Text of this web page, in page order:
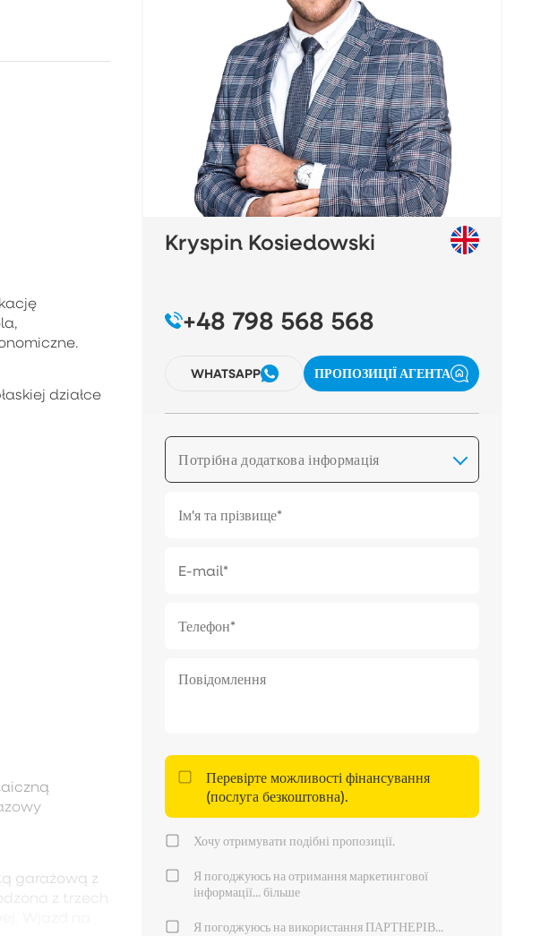
działce
garażową z
z trzech
Kryspin Kosiedowski
+48 798 568 568
WHATSAPP ПРОПОЗИЦІЇ АГЕНТА
Потрібна додаткова інформація
Перевірте можливості фінансування
(послуга безкоштовна).
Хочу отримувати подібні пропозиції.
Я погоджуюсь на отримання маркетингової
інформації... більше
Я погоджуюсь на використання ПАРТНЕРІВ...